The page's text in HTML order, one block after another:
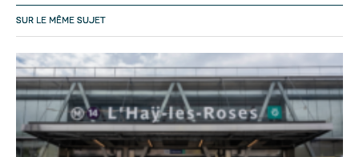
SUR LE MÊME SUJET